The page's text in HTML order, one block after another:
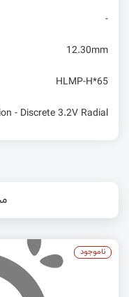
-
12.30mm
HLMP-H*65
- Discrete 3.2V Radial
ناموجود